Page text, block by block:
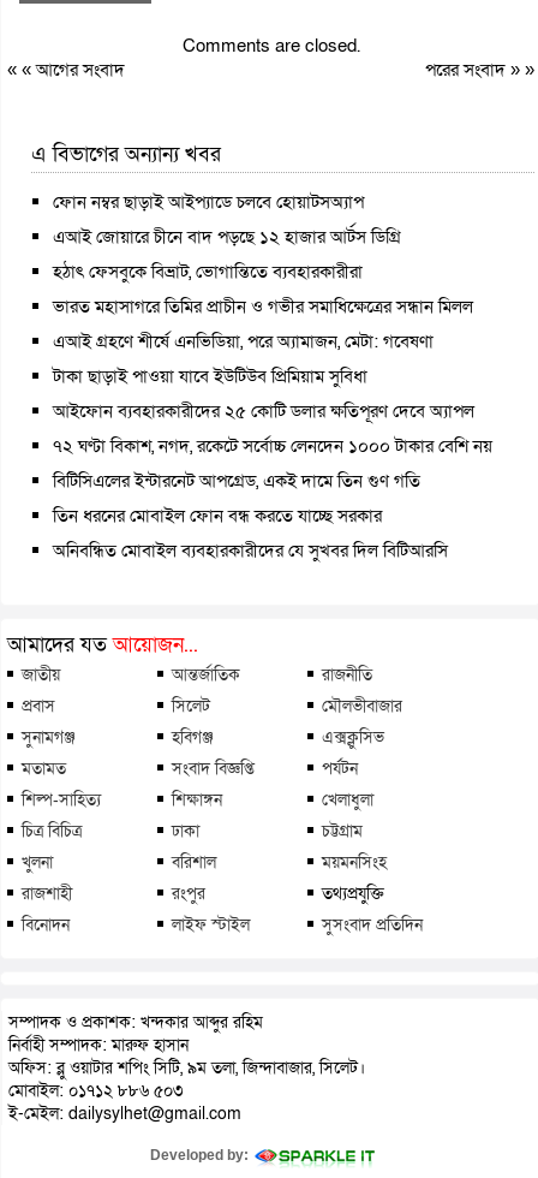
Comments are closed.
« «আগের সংবাদ পরের সংবাদ» »
এ বিভাগের অন্যান্য খবর
ফোন নম্বর ছাড়াই আইপ্যাডে চলবে হোয়াটসঅ্যাপ
এআই জোয়ারে চীনে বাদ পড়ছে ১২ হাজার আর্টস ডিগ্রি
হঠাৎ ফেসবুকে বিভ্রাট, ভোগান্তিতে ব্যবহারকারীরা
ভারত মহাসাগরে তিমির প্রাচীন ও গভীর সমাধিক্ষেত্রের সন্ধান মিলল
এআই গ্রহণে শীর্ষে এনভিডিয়া, পরে অ্যামাজন, মেটা: গবেষণা
টাকা ছাড়াই পাওয়া যাবে ইউটিউব প্রিমিয়াম সুবিধা
আইফোন ব্যবহারকারীদের ২৫ কোটি ডলার ক্ষতিপূরণ দেবে অ্যাপল
৭২ ঘণ্টা বিকাশ, নগদ, রকেটে সর্বোচ্চ লেনদেন ১০০০ টাকার বেশি নয়
বিটিসিএলের ইন্টারনেট আপগ্রেড, একই দামে তিন গুণ গতি
তিন ধরনের মোবাইল ফোন বন্ধ করতে যাচ্ছে সরকার
অনিবন্ধিত মোবাইল ব্যবহারকারীদের যে সুখবর দিল বিটিআরসি
আমাদের যতআয়োজন...
জাতীয় আন্তর্জাতিক
রাজনীতি
প্রবাস
সিলেট
মৌলভীবাজার
সুনামগঞ্জ
হবিগঞ্জ
এক্সক্লুসিভ
মতামত
সংবাদ বিজ্ঞপ্তি
পর্যটন
শিল্প-সাহিত্য
শিক্ষাঙ্গন
খেলাধুলা
চিত্র বিচিত্র
ঢাকা
চট্টগ্রাম
খুলনা
বরিশাল
ময়মনসিংহ
রাজশাহী
রংপুর
তথ্যপ্রযুক্তি
বিনোদন
লাইফ স্টাইল সুসংবাদ প্রতিদিন
সম্পাদক ও প্রকাশক: খন্দকার আব্দুর রহিম
নির্বাহী সম্পাদক: মারুফ হাসান
অফিস: ব্লু ওয়াটার শপিং সিটি, ৯ম তলা, জিন্দাবাজার, সিলেট।
মোবাইল: ০১৭১২ ৮৮৬ ৫০৩
ই-মেইল: dailysylhet@gmail.com
Developed by: